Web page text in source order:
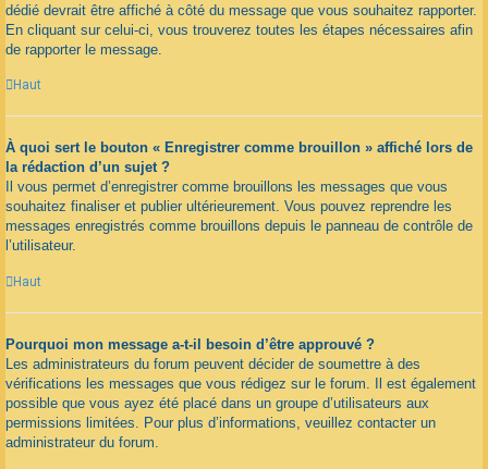
dédié devrait être affiché à côté du message que vous souhaitez rapporter.
En cliquant sur celui-ci, vous trouverez toutes les étapes nécessaires afin
de rapporter le message.
Haut
À quoi sert le bouton « Enregistrer comme brouillon » affiché lors de
la rédaction d’un sujet ?
Il vous permet d’enregistrer comme brouillons les messages que vous
souhaitez finaliser et publier ultérieurement. Vous pouvez reprendre les
messages enregistrés comme brouillons depuis le panneau de contrôle de
l’utilisateur.
Haut
Pourquoi mon message a-t-il besoin d’être approuvé ?
Les administrateurs du forum peuvent décider de soumettre à des
vérifications les messages que vous rédigez sur le forum. Il est également
possible que vous ayez été placé dans un groupe d’utilisateurs aux
permissions limitées. Pour plus d’informations, veuillez contacter un
administrateur du forum.